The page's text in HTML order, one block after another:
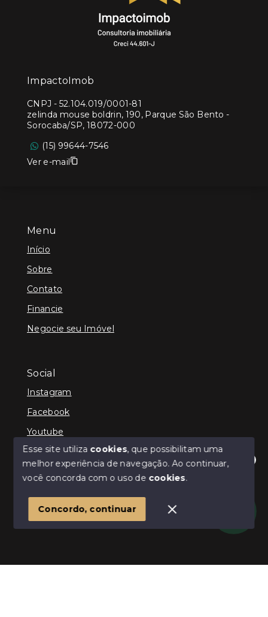
Menu
Início
Sobre
Contato
Financie
Negocie seu Imóvel
Social
Instagram
Facebook
Youtube
© Copyright 2026 - ImpactoImob - Todos os direitos
SITE PARA IMOBILIARIA
ImpactoImob
CNPJ - 52.104.019/0001-81
zelinda mouse boldrin, 190, Parque São Bento -
Sorocaba/SP, 18072-000
(15) 99644-7546
Ver e-mail
Olá! Estamos disponíveis para te ajudar.
Esse site utiliza cookies, que possibilitam uma
melhor experiência de navegação.Ao continuar,
você concorda com o uso de cookies.
Concordo, continuar